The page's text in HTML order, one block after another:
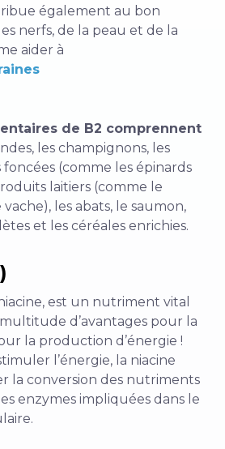
également au bon
nerfs, de la peau et de la
aider à
de B2 comprennent
les champignons, les
(comme les épinards
laitiers (comme le
les abats, le saumon,
et les céréales enrichies.
est un nutriment vital
d’avantages pour la
la production d’énergie !
l’énergie, la niacine
la conversion des nutriments
enzymes impliquées dans le